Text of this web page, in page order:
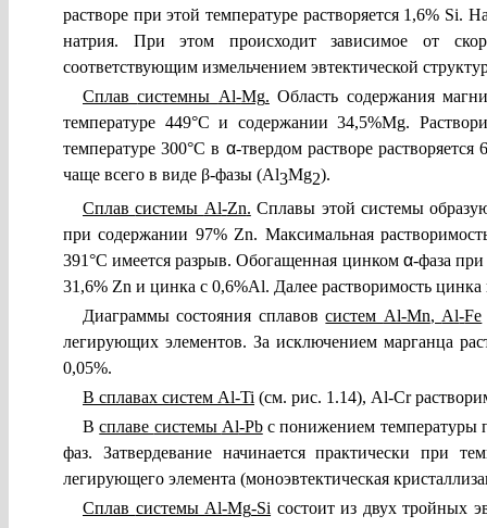
растворе при этой температуре растворяется 1,6% Si.
натрия. При этом происходит зависимое от
соответствующим измельчением эвтектической
Сплавсистемны Al-Mg. Область содержания
температуре 449°С и содержании 34,5%Mg.
температуре 300°С в α-твердом растворе растворяется
чаще всего в виде β-фазы (Al3Mg2).
Сплавсистемы Al-Zn. Сплавы этой системы
при содержании 97%Zn. Максимальная
391°С имеется разрыв. Обогащенная цинком α-фаза при
31,6% Zn и цинка с 0,6%Аl. Далее растворимость цинка
Диаграммы состояния сплавовсистем Al-Mn,Al-Fe
легирующих элементов. За исключением марганца
0,05%.
В сплавах систем Al-Ti (см. рис. 1.14), Аl-Cr
Всплаве системы Al-Рbс понижением температуры
фаз. Затвердевание начинается практически при
легирующего элемента (моноэвтектическая
Сплав системыAl-Mg-Si состоит из двух тройных